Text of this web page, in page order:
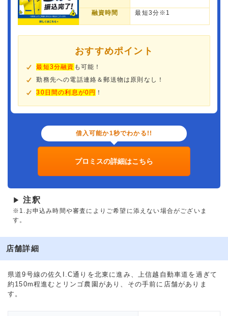
融資時間 最短3分※1
おすすめポイント
最短3分融資 も可能！
勤務先への電話連絡＆郵送物は原則なし！
30日間の利息が0円 ！
借入可能か1秒でわかる!!
プロミスの詳細はこちら
▶ 注釈
※1.お申込み時間や審査によりご希望に添えない場合がございま
す。
店舗詳細
県道9号線の佐久I.C通りを北東に進み、上信越自動車道を過ぎて
約150m程進むとリンゴ農園があり、その手前に店舗がありま
す。